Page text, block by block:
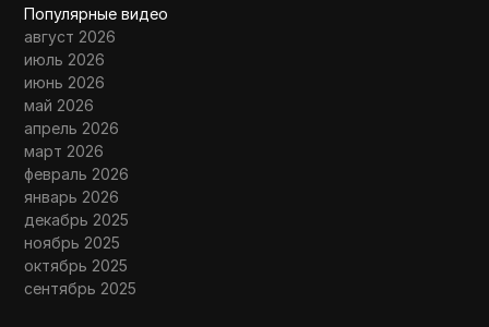
Популярные видео
август 2026
июль 2026
июнь 2026
май 2026
апрель 2026
март 2026
февраль 2026
январь 2026
декабрь 2025
ноябрь 2025
октябрь 2025
сентябрь 2025